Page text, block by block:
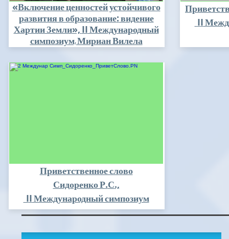
«Включение ценностей устойчивого
развития в образование:видение
Хартии Земли», IIМеждународный
симпозиум, Мириан Вилела
II
Приветственное слово
Сидоренко Р.С.,
IIМеждународный симпозиум